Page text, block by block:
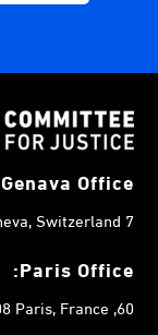
Genava Office:
7 chemin de Balexert, Châtelaine,1219 Geneva, Switzerland.
Paris Office:
60, rue François 1er, 75008 Paris, France.